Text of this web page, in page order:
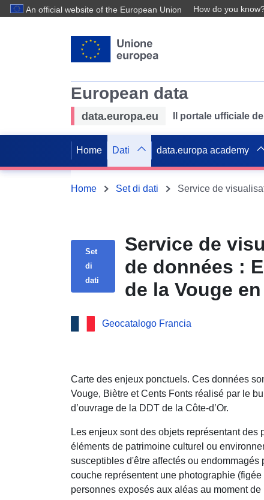
An official website of the European Union How do you
European data
data.europa.eu Il portale ufficiale
Home Dati data.europa academy
Home Set di dati
Set
di
dati
Service de
de données :
de la Vouge
Geocatalogo Francia
Carte des enjeux ponctuels. Ces données
Vouge, Biètre et Cents Fonts réalisé par le
d’ouvrage de la DDT de la Côte-d’Or.
Les enjeux sont des objets représentant
éléments de patrimoine culturel ou
susceptibles d'être affectés ou
couche représentent une photographie
personnes exposés aux aléas au moment